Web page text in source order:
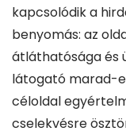
kapcsolódik a
benyomás: az
átláthatósága és
látogató marad-e
céloldal
cselekvésre